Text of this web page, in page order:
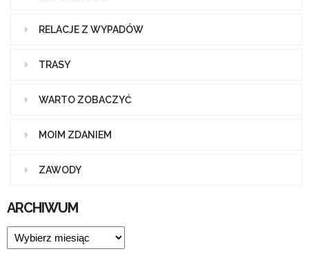
RELACJE Z WYPADÓW
TRASY
WARTO ZOBACZYĆ
MOIM ZDANIEM
ZAWODY
ARCHIWUM
ARCHIWUM